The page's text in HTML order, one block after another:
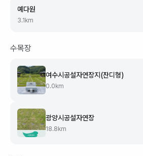
예다원
3.1 km
수목장
여수시공설자연장지(잔디형)
0.0 km
광양시공설자연장
18.8 km